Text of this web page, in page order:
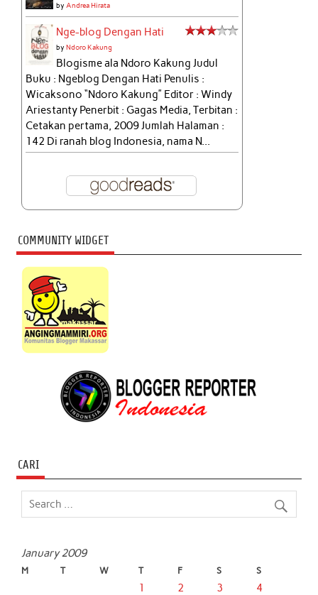
byAndrea Hirata
Nge-blog Dengan Hati
byNdoro Kakung
Blogisme ala Ndoro Kakung Judul
Buku : Ngeblog Dengan Hati Penulis :
Wicaksono “Ndoro Kakung” Editor : Windy
Ariestanty Penerbit : Gagas Media, Terbitan :
Cetakan pertama, 2009 Jumlah Halaman :
142 Di ranah blog Indonesia, nama N...
COMMUNITY WIDGET
CARI
January 2009
M T W T F S S
1 2 3
4